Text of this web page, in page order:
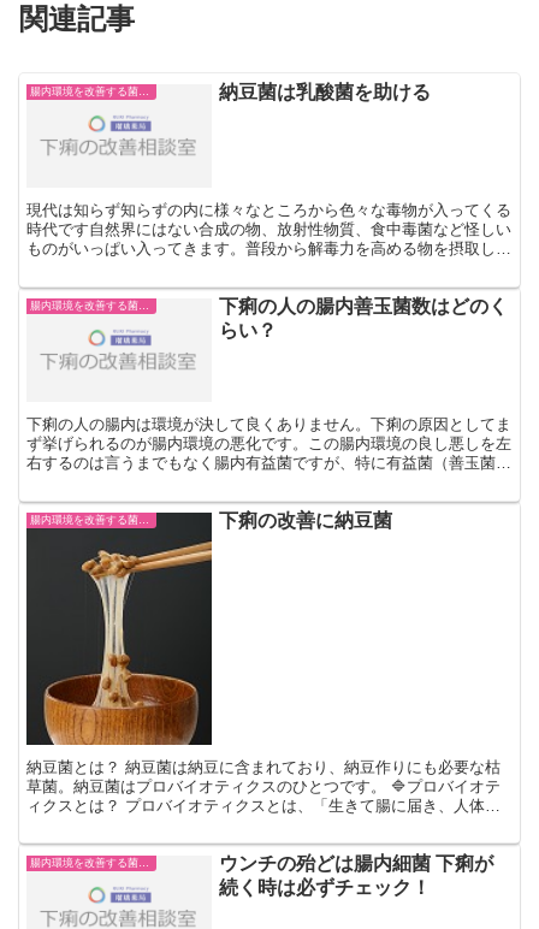
関連記事
納豆菌は乳酸菌を助ける
現代は知らず知らずの内に様々なところから色々な毒物が入ってくる
時代です自然界にはない合成の物、放射性物質、食中毒菌など怪しい
ものがいっぱい入ってきます。普段から解毒力を高める物を摂取し、
下痢の人の腸内善玉菌数はどのく
らい？
下痢の人の腸内は環境が決して良くありません。下痢の原因としてま
ず挙げられるのが腸内環境の悪化です。この腸内環境の良し悪しを左
右するのは言うまでもなく腸内有益菌ですが、特に有益菌（善玉菌）
下痢の改善に納豆菌
納豆菌とは？ 納豆菌は納豆に含まれており、納豆作りにも必要な枯
草菌。納豆菌はプロバイオティクスのひとつです。 🔷プロバイオテ
ィクスとは？ プロバイオティクスとは、「生きて腸に届き、人体に
ウンチの殆どは腸内細菌 下痢が
続く時は必ずチェック！